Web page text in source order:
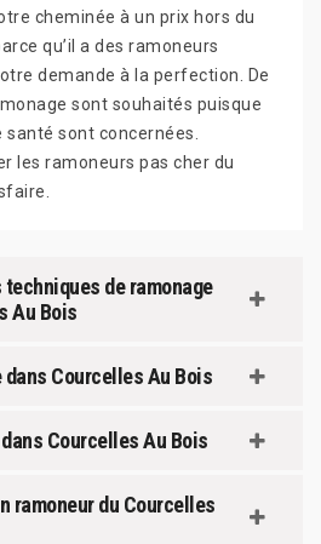
cheminée à un prix hors du
qu’il a des ramoneurs
demande à la perfection. De
sont souhaités puisque
sont concernées.
les ramoneurs pas cher du
de ramonage
Au Bois
dans Courcelles Au Bois
Courcelles Au Bois
ramoneur du Courcelles